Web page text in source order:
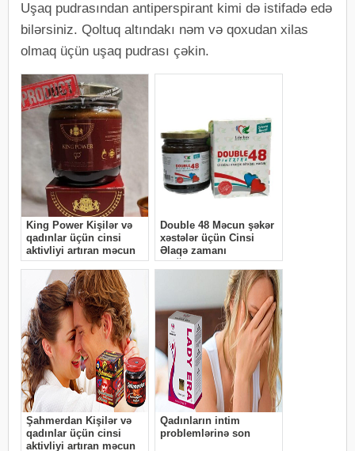
Uşaq pudrasından antiperspirant kimi də istifadə edə
bilərsiniz. Qoltuq altındakı nəm və qoxudan xilas
olmaq üçün uşaq pudrası çəkin.